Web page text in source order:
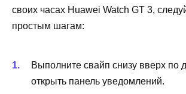
своих часах Huawei Watch GT 3,
простым шагам:
Выполните свайп снизу вверх по
открыть панель уведомлений.